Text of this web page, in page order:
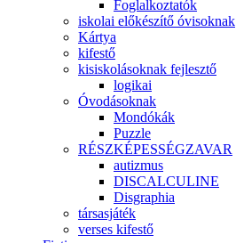
Foglalkoztatók
iskolai előkészítő óvisoknak
Kártya
kifestő
kisiskolásoknak fejlesztő
logikai
Óvodásoknak
Mondókák
Puzzle
RÉSZKÉPESSÉGZAVAR
autizmus
DISCALCULINE
Disgraphia
társasjáték
verses kifestő